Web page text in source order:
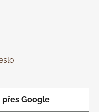
přes Google